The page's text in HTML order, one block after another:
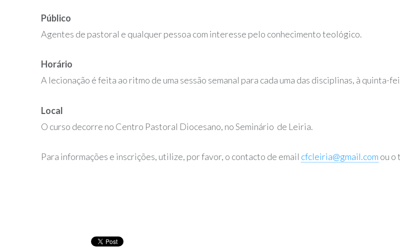
Público
Agentes de pastoral e qualquer pessoa com interesse pelo conhecimento teológico.
Horário
A lecionação é feita ao ritmo de uma sessão semanal para cada uma das disciplinas, à
Local
O curso decorre no Centro Pastoral Diocesano, no Seminário de Leiria.
Para informações e inscrições, utilize, por favor, o contacto de email cfcleiria@gmail.com ou o